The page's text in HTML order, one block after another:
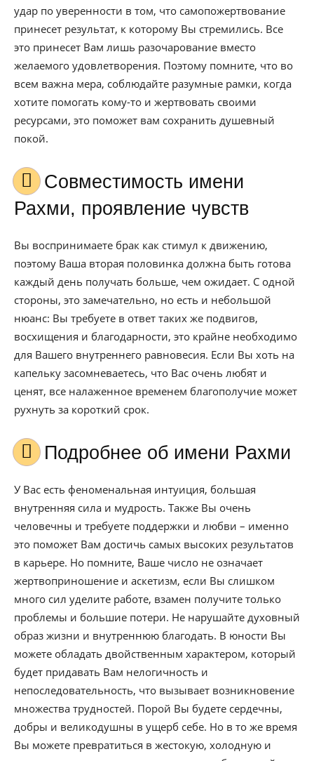
удар по уверенности в том, что самопожертвование
принесет результат, к которому Вы стремились. Все
это принесет Вам лишь разочарование вместо
желаемого удовлетворения. Поэтому помните, что во
всем важна мера, соблюдайте разумные рамки, когда
хотите помогать кому-то и жертвовать своими
ресурсами, это поможет вам сохранить душевный
покой.
Совместимость имени
Рахми, проявление чувств
Вы воспринимаете брак как стимул к движению,
поэтому Ваша вторая половинка должна быть готова
каждый день получать больше, чем ожидает. С одной
стороны, это замечательно, но есть и небольшой
нюанс: Вы требуете в ответ таких же подвигов,
восхищения и благодарности, это крайне необходимо
для Вашего внутреннего равновесия. Если Вы хоть на
капельку засомневаетесь, что Вас очень любят и
ценят, все налаженное временем благополучие может
рухнуть за короткий срок.
Подробнее об имени Рахми
У Вас есть феноменальная интуиция, большая
внутренняя сила и мудрость. Также Вы очень
человечны и требуете поддержки и любви – именно
это поможет Вам достичь самых высоких результатов
в карьере. Но помните, Ваше число не означает
жертвоприношение и аскетизм, если Вы слишком
много сил уделите работе, взамен получите только
проблемы и большие потери. Не нарушайте духовный
образ жизни и внутреннюю благодать. В юности Вы
можете обладать двойственным характером, который
будет придавать Вам нелогичность и
непоследовательность, что вызывает возникновение
множества трудностей. Порой Вы будете сердечны,
добры и великодушны в ущерб себе. Но в то же время
Вы можете превратиться в жестокую, холодную и